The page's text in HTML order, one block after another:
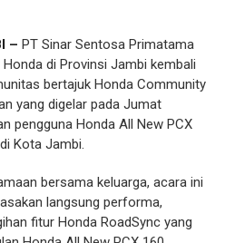
– PT Sinar Sentosa Primatama
di Provinsi Jambi kembali
bertajuk Honda Community
yang digelar pada Jumat
pengguna Honda All New PCX
Kota Jambi.
bersama keluarga, acara ini
langsung performa,
fitur Honda RoadSync yang